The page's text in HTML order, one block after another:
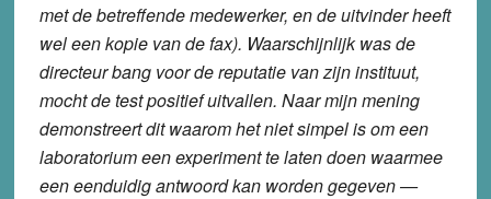
met de betreffende medewerker, en de uitvinder heeft
wel een kopie van de fax). Waarschijnlijk was de
directeur bang voor de reputatie van zijn instituut,
mocht de test positief uitvallen. Naar mijn mening
demonstreert dit waarom het niet simpel is om een
laboratorium een experiment te laten doen waarmee
een eenduidig antwoord kan worden gegeven —